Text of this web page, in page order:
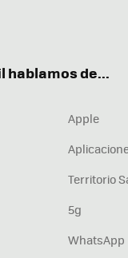
hablamos de...
Apple
Territorio
5g
WhatsApp